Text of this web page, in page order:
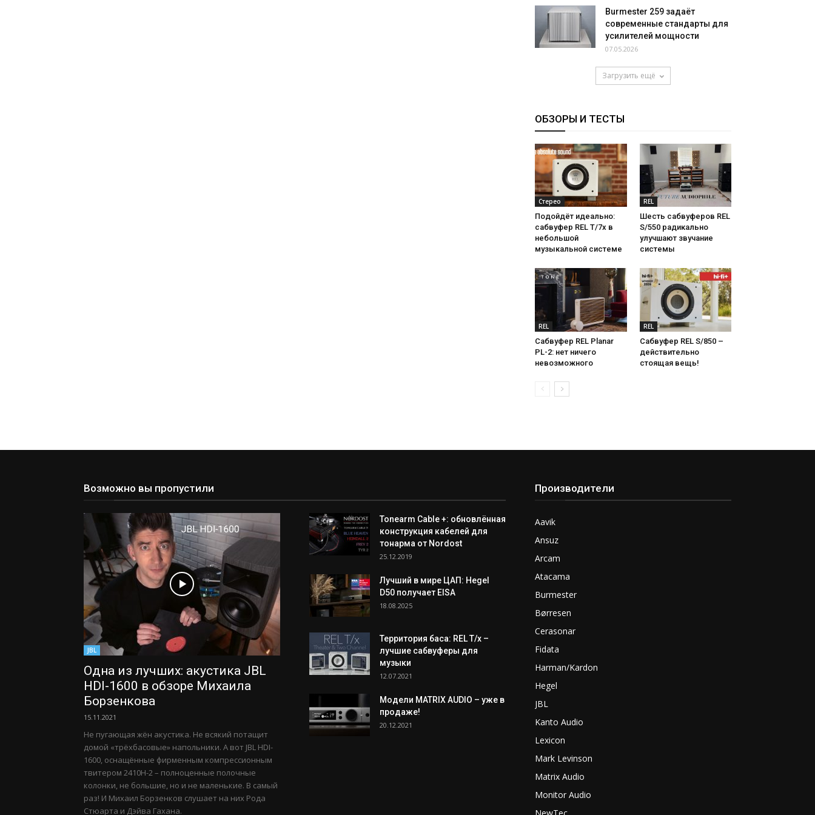
Burmester 259 задаёт
современные стандарты для
усилителей мощности
07.05.2026
Загрузить ещё
ОБЗОРЫ И ТЕСТЫ
Стерео
Подойдёт идеально:
сабвуфер REL T/7x в
небольшой
музыкальной системе
REL
Шесть сабвуферов REL
S/550 радикально
улучшают звучание
системы
REL
Сабвуфер REL Planar
PL-2: нет ничего
невозможного
REL
Сабвуфер REL S/850 –
действительно
стоящая вещь!
Возможно вы пропустили
JBL
Одна из лучших: акустика JBL
HDI-1600 в обзоре Михаила
Борзенкова
15.11.2021
Не пугающая жён акустика. Не всякий потащит
домой «трёхбасовые» напольники. А вот JBL HDI-
1600, оснащённые фирменным компрессионным
твитером 2410H-2 – полноценные полочные
колонки, не большие, но и не маленькие. В самый
раз! И Михаил Борзенков слушает на них Рода
Стюарта и Дэйва Гахана.
Tonearm Cable +: обновлённая
конструкция кабелей для
тонарма от Nordost
25.12.2019
Лучший в мире ЦАП: Hegel
D50 получает EISA
18.08.2025
Территория баса: REL T/x –
лучшие сабвуферы для
музыки
12.07.2021
Модели MATRIX AUDIO – уже в
продаже!
20.12.2021
Производители
Aavik
Ansuz
Arcam
Atacama
Burmester
Børresen
Cerasonar
Fidata
Harman/Kardon
Hegel
JBL
Kanto Audio
Lexicon
Mark Levinson
Matrix Audio
Monitor Audio
NewTec